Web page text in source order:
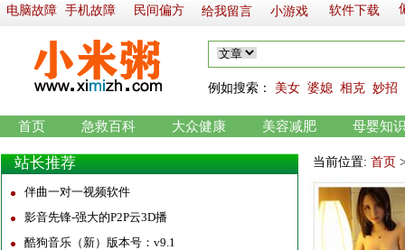
首页 急救百科 大众健康 美容减肥 母婴知
软件下载
小游戏
手机故障 民间偏方 给我留言
例如搜索： 美女 婆媳 相克 妙招
电脑故障
站长推荐
伴曲一对一视频软件
影音先锋-强大的P2P云3D播
酷狗音乐（新）版本号：v9.1
当前位置: 首页